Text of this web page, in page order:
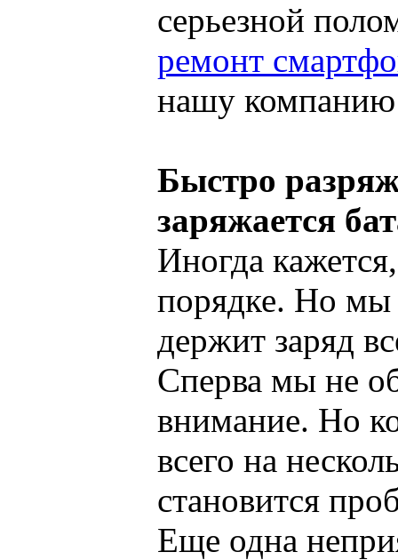
серьезной
ремонт
нашу компанию
Быстро
заряжается
Иногда
порядке. Но мы
держит заряд
Сперва мы не
внимание. Но
всего на
становится
Еще одна